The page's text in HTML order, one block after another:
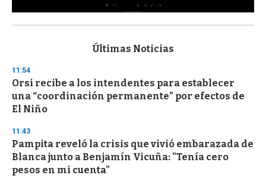
s
d
s
o
f
3
s
e
c
o
n
d
Últimas Noticias
11:54
Orsi recibe a los intendentes para establecer
una “coordinación permanente” por efectos de
El Niño
11:43
Pampita reveló la crisis que vivió embarazada de
Blanca junto a Benjamín Vicuña: "Tenía cero
pesos en mi cuenta"